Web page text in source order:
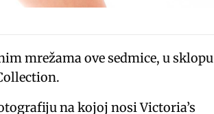
mrežama ove sedmice, u sklopu
na kojoj nosi Victoria’s